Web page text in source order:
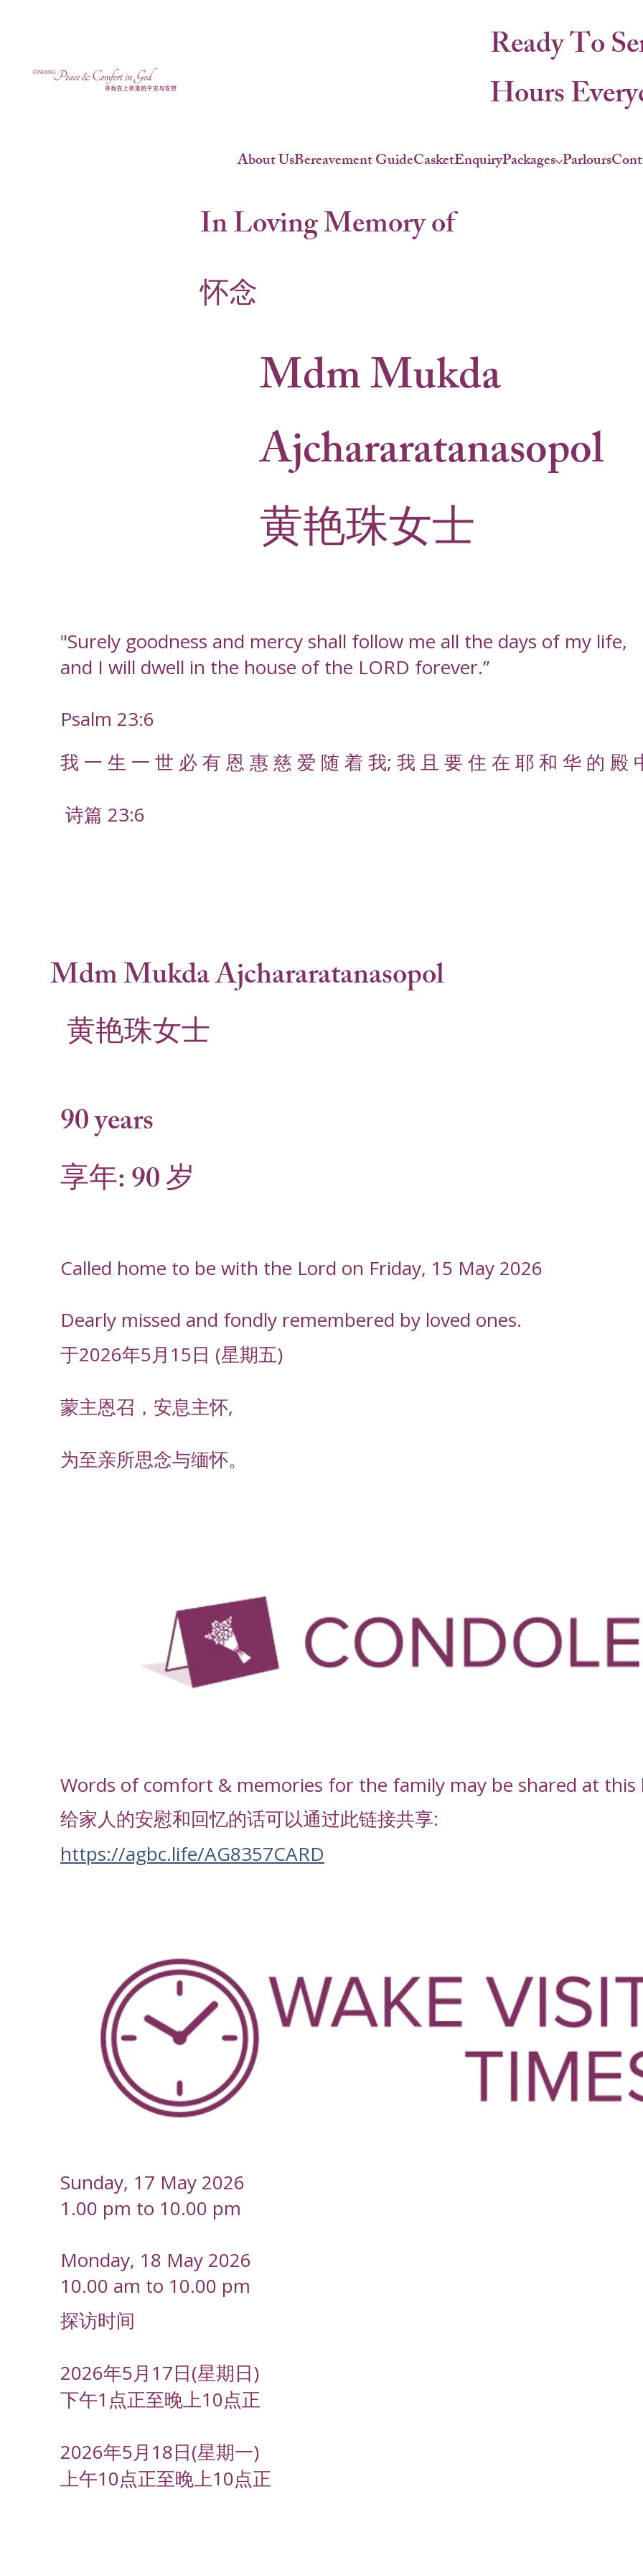
About UsBereavement GuideCasketEnquiryPackages Parlours
Ready To
Hours
In Loving Memory of
怀念
Mdm Mukda
Ajchararatanasopol
黄艳珠女士
"Surely goodness and mercy shall follow me all the days of my life,
and I will dwell in the house of the LORD forever.”
Psalm 23:6
我 一 生 一 世 必 有 恩 惠 慈 爱 随 着 我; 我 且 要 住 在 耶 和 华 的 殿
诗篇 23:6
Mdm Mukda Ajchararatanasopol
黄艳珠女士
90 years
享年: 90 岁
Called home to be with the Lord on Friday, 15 May 2026
Dearly missed and fondly remembered by loved ones.
于2026年5月15日 (星期五)
蒙主恩召，安息主怀,
为至亲所思念与缅怀。
Words of comfort & memories for the family may be shared at this
给家人的安慰和回忆的话可以通过此链接共享:
https://agbc.life/AG8357CARD
Sunday, 17 May 2026
1.00 pm to 10.00 pm
Monday, 18 May 2026
10.00 am to 10.00 pm
探访时间
2026年5月17日(星期日)
下午1点正至晚上10点正
2026年5月18日(星期一)
上午10点正至晚上10点正